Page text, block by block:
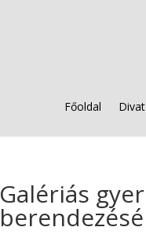
Főoldal Divat
Galériás